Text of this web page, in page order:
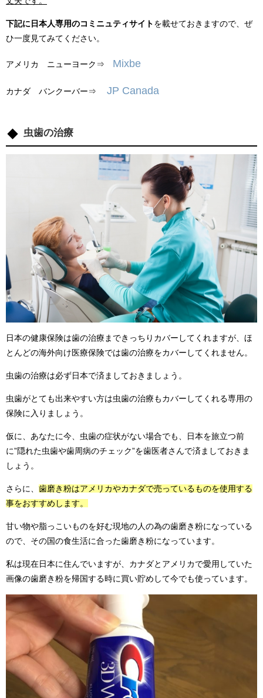
下記に日本人専用のコミニュティサイト を載せておきますので、ぜ
ひ一度見てみてください。
アメリカ ニューヨーク⇒ Mixbe
カナダ バンクーバー⇒ JP Canada
虫歯の治療
日本の健康保険は歯の治療まできっちりカバーしてくれますが、ほ
とんどの海外向け医療保険では歯の治療をカバーしてくれません。
虫歯の治療は必ず日本で済ましておきましょう。
虫歯がとても出来やすい方は虫歯の治療もカバーしてくれる専用の
保険に入りましょう。
仮に、あなたに今、虫歯の症状がない場合でも、日本を旅立つ前
に”隠れた虫歯や歯周病のチェック”を歯医者さんで済ましておきま
しょう。
さらに、 歯磨き粉はアメリカやカナダで売っているものを使用する
事をおすすめします。
甘い物や脂っこいものを好む現地の人の為の歯磨き粉になっている
ので、その国の食生活に合った歯磨き粉になっています。
私は現在日本に住んでいますが、カナダとアメリカで愛用していた
画像の歯磨き粉を帰国する時に買い貯めして今でも使っています。